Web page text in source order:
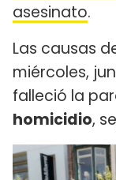
asesinato.
Las causas
miércoles,
falleció la
homicidio,